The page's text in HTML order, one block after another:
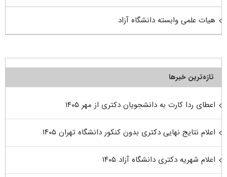
هیات علمی وابسته دانشگاه آزاد
تازه‌ترین خبرها
اعطای ردا کارت به دانشجویان دکتری از مهر ۱۴۰۵
اعلام نتایج نهایی دکتری بدون کنکور دانشگاه تهران ۱۴۰۵
اعلام شهریه دکتری دانشگاه آزاد ۱۴۰۵